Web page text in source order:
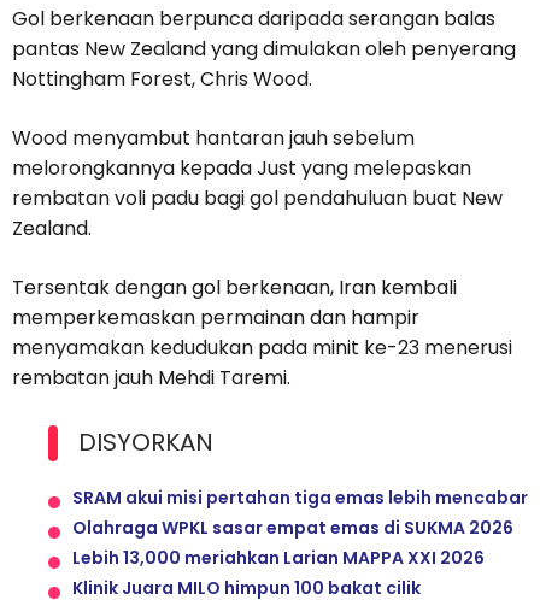
Gol berkenaan berpunca daripada serangan balas
pantas New Zealand yang dimulakan oleh penyerang
Nottingham Forest, Chris Wood.
Wood menyambut hantaran jauh sebelum
melorongkannya kepada Just yang melepaskan
rembatan voli padu bagi gol pendahuluan buat New
Zealand.
Tersentak dengan gol berkenaan, Iran kembali
memperkemaskan permainan dan hampir
menyamakan kedudukan pada minit ke-23 menerusi
rembatan jauh Mehdi Taremi.
DISYORKAN
SRAM akui misi pertahan tiga emas lebih mencabar
Olahraga WPKL sasar empat emas di SUKMA 2026
Lebih 13,000 meriahkan Larian MAPPA XXI 2026
Klinik Juara MILO himpun 100 bakat cilik